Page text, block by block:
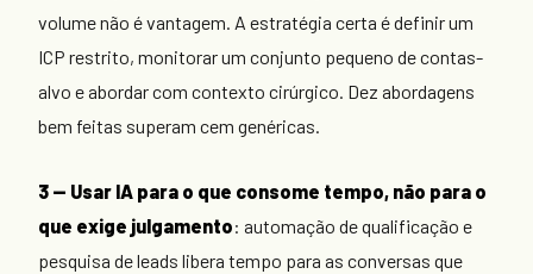
volume não é vantagem. A estratégia certa é definir um
ICP restrito, monitorar um conjunto pequeno de contas-
alvo e abordar com contexto cirúrgico. Dez abordagens
bem feitas superam cem genéricas.
3 — Usar IA para o que consome tempo, não para o
que exige julgamento: automação de qualificação e
pesquisa de leads libera tempo para as conversas que